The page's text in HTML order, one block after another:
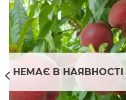
НЕМАЄ В НАЯВНОСТІ